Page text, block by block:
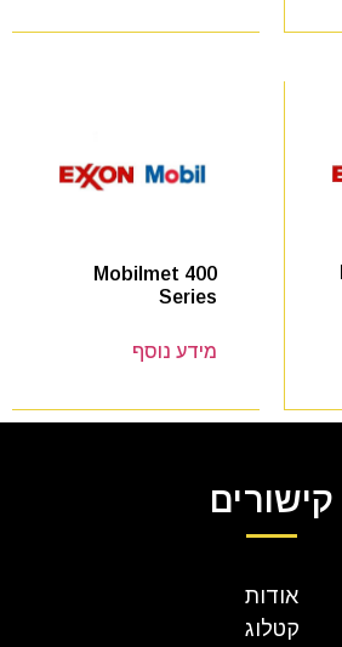
Mobilmet 400
Series
מידע נוסף
קישורים
אודות
קטלוג